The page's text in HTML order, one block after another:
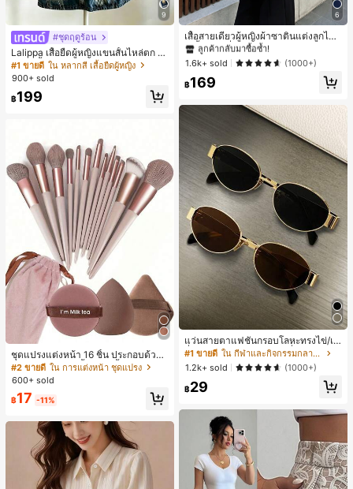
9
#ชุดฤดูร้อน
Lalippa เสื้อยืดผู้หญิงแขนสั้นไหล่ตก ค
อวีปกเสื้อ ลายพิมพ์ดิจิทัลลายทาง สไตล์
สปอร์ตแฟชั่นมินิมอล ของขวัญสำหรับเ
พื่อน
#1 ขายดี ใน หลากสี เสื้อยืดผู้หญิง
900+ sold
฿199
ชุดแปรงแต่งหน้า 16 ชิ้น ประกอบด้วยแ
ปรงแต่งหน้า 13 ชิ้น, ฟองน้ำแต่งหน้ารู
ปหยดน้ำ 1 ชิ้น, แปรงแป้งรองพื้นกลม 1
ชิ้น และฟองน้ำแต่งหน้ารูปสามเหลี่ยม
1 ชิ้น - ชุดคลาสสิก ทำจากขนสังเคราะ
ห์นุ่มและเป็นมิตรต่อผิว เหมาะสำหรับผู้
หญิงและเด็กผู้หญิง เหมาะสำหรับฤดูใบ
ไม้ร่วงและฤดูหนาว
#2 ขายดี ใน การแต่งหน้า ชุดแปรง
600+ sold
฿17 -11%
6
เสื้อสายเดี่ยวผู้หญิงผ้าซาตินแต่งลูกไม้
- เสื้อสายเดี่ยวฤดูร้อนสีคากีมีรอยผ่าด้า
นข้างที่น่าดึงดูดแบบสบายๆ
#1 ขายดี
ใน สีกากี เสื้อสตรี เสื้อเบลาส์ & Tee
ลูกค้ากลับมาซื้อซ้ำ!
#1 ขายดี
ใน สีกากี เสื้อสตรี เสื้อเบลาส์ & Tee
ลูกค้ากลับมาซื้อซ้ำ!
#1 ขายดี
ใน สีกากี เสื้อสตรี เสื้อเบลาส์ & Tee
ลูกค้ากลับมาซื้อซ้ำ!
#1 ขายดี
ลูกค้ากลับมาซื้อซ้ำ!
1.6k+ sold (1000+)
฿169
แว่นสายตาแฟชั่นกรอบโลหะทรงไข่/เห
ลี่ยมสำหรับผู้หญิง (กรอบครึ่ง), เหมาะ
สำหรับใส่ในชีวิตประจำวันและกิจกรรม
กลางแจ้ง
#1 ขายดี
ใน กีฬาและกิจกรรมกลางแจ้ง
1.2k+ sold
(1000+)
฿29